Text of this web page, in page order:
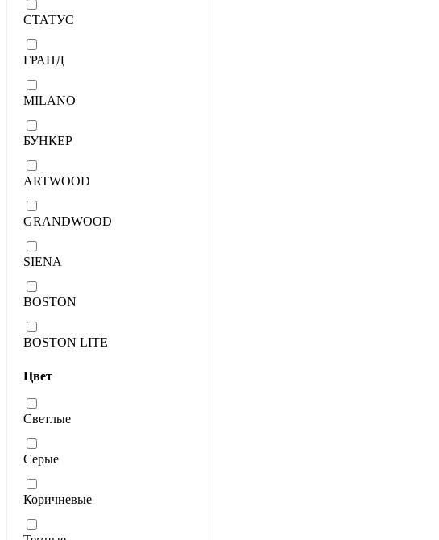
СТАТУС
ГРАНД
MILANO
БУНКЕР
ARTWOOD
GRANDWOOD
SIENA
BOSTON
BOSTON LITE
Цвет
Светлые
Серые
Коричневые